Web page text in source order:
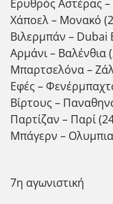
Ερυθρός Αστέρας
Χάποελ – Μονακό
Βιλερμπάν – Dubai
Αρμάνι – Βαλένθια
Μπαρτσελόνα –
Εφές –
Βίρτους –
Παρτίζαν – Παρί
Μπάγερν –
7η αγωνιστική